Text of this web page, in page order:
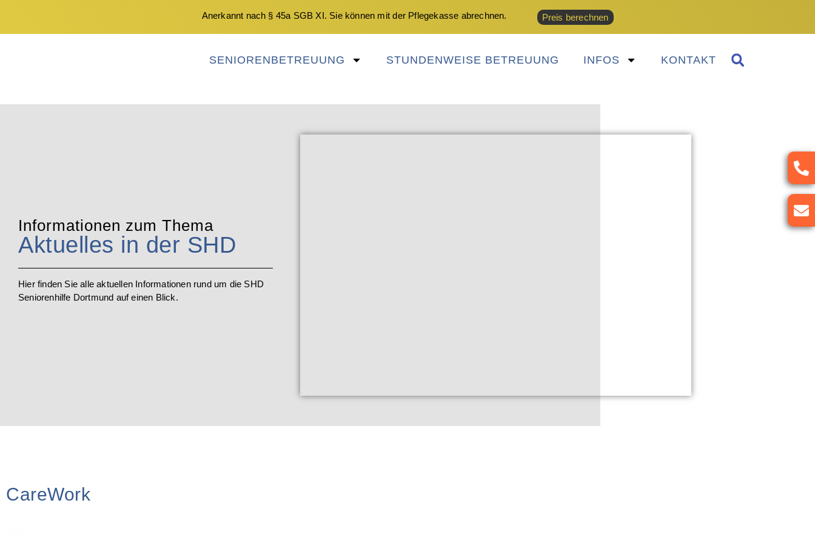
Anerkannt nach § 45a SGB XI. Sie können mit der Pflegekasse abrechnen. Preis berechnen
SENIORENBETREUUNG STUNDENWEISE BETREUUNG INFOS KONTAKT
Informationen zum Thema
Aktuelles in der SHD
Hier finden Sie alle aktuellen Informationen rund um die SHD
Seniorenhilfe Dortmund auf einen Blick.
CareWork